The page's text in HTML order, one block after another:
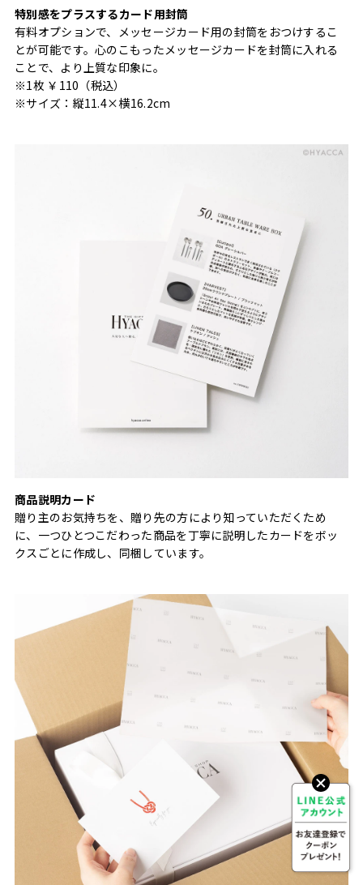
特別感をプラスするカード用封筒
有料オプションで、メッセージカード用の封筒をおつけするこ
とが可能です。心のこもったメッセージカードを封筒に入れる
ことで、より上質な印象に。
※1枚 ￥110（税込）
※サイズ：縦11.4×横16.2cm
商品説明カード
贈り主のお気持ちを、贈り先の方により知っていただくため
に、一つひとつこだわった商品を丁寧に説明したカードをボッ
クスごとに作成し、同梱しています。